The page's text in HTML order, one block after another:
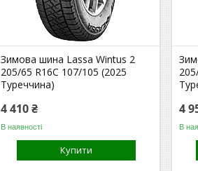
Зимова шина Lassa Wintus 2
205/65 R16C 107/105 (2025
Туреччина)
4 410 ₴
В наявності
Купити
4
В